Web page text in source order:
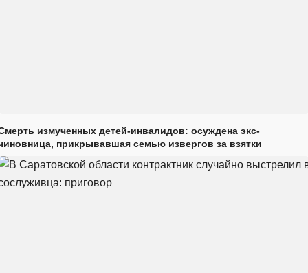
измученных детей-инвалидов: осуждена экс-
прикрывавшая семью извергов за взятки